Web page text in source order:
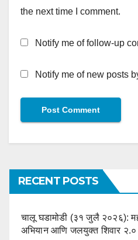
the next time I comment.
Notify me of follow-up
Notify me of new posts
RECENT POSTS
चालू घडामोडी (३१ जुलै २०२६):
अभियान आणि जलयुक्त शिवार